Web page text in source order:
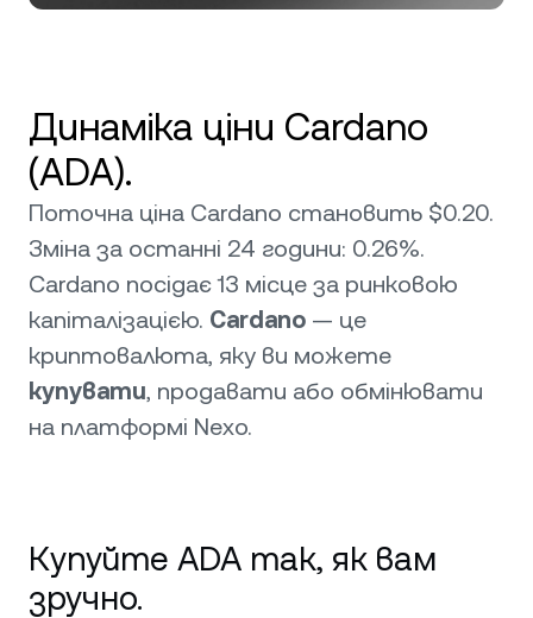
Динаміка ціни Cardano
(ADA).
Поточна ціна Cardano становить $0.20.
Зміна за останні 24 години: 0.26%.
Cardano посідає 13 місце за ринковою
капіталізацією. Cardano — це
криптовалюта, яку ви можете
купувати, продавати або обмінювати
на платформі Nexo.
Купуйте ADA так, як вам
зручно.